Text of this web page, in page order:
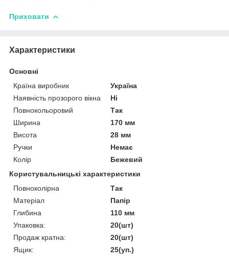
Приховати
Характеристики
Основні
Країна виробник
Україна
Наявність прозорого вікна
Ні
Повнокольоровий
Так
Ширина
170 мм
Висота
28 мм
Ручки
Немає
Колір
Бежевий
Користувальницькі характеристики
Повноколірна
Так
Матеріал
Папір
Глибина
110 мм
Упаковка:
20(шт)
Продаж кратна:
20(шт)
Ящик:
25(уп.)